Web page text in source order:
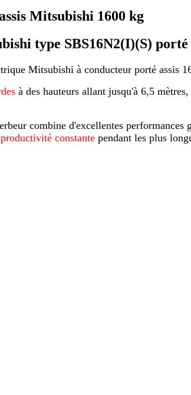
Mitsubishi 1600 kg
type SBS16N2(I)(S) porté
Mitsubishi à conducteur porté assis
à des hauteurs allant jusqu'à 6,5
combine d'excellentes
productivité constante pendant les plus